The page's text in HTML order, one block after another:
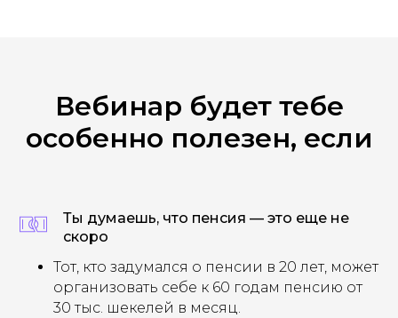
Вебинар будет тебе
особенно полезен, если
Ты думаешь, что пенсия — это еще не
скоро
Тот, кто задумался о пенсии в 20 лет, может
организовать себе к 60 годам пенсию от
30 тыс. шекелей в месяц.